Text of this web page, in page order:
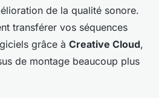
de la qualité sonore.
transférer vos séquences
grâce à Creative Cloud,
de montage beaucoup plus